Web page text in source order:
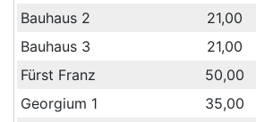
Bauhaus 2
21,00
Bauhaus 3
21,00
Fürst Franz
50,00
Georgium 1
35,00